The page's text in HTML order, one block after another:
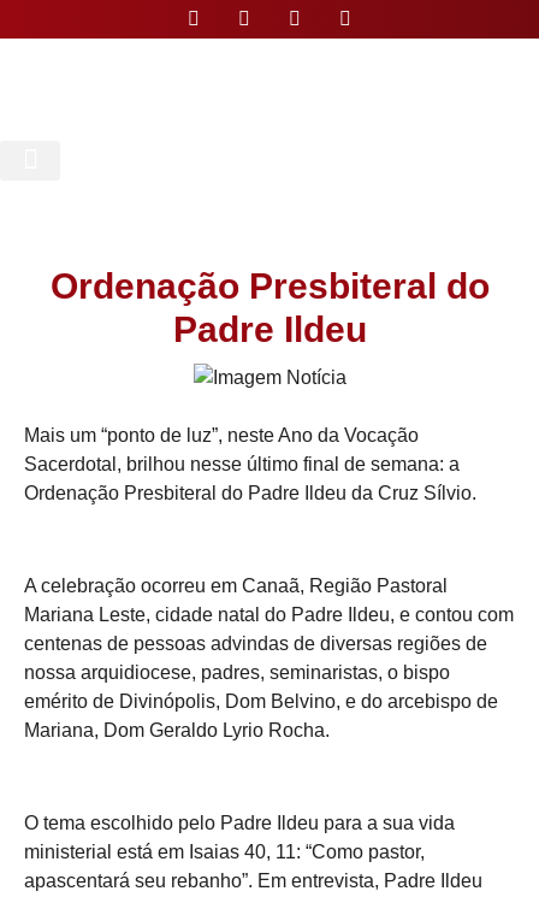
Ordenação Presbiteral do
Padre Ildeu
Mais um “ponto de luz”, neste Ano da Vocação
Sacerdotal, brilhou nesse último final de semana: a
Ordenação Presbiteral do Padre Ildeu da Cruz Sílvio.
A celebração ocorreu em Canaã, Região Pastoral
Mariana Leste, cidade natal do Padre Ildeu, e contou com
centenas de pessoas advindas de diversas regiões de
nossa arquidiocese, padres, seminaristas, o bispo
emérito de Divinópolis, Dom Belvino, e do arcebispo de
Mariana, Dom Geraldo Lyrio Rocha.
O tema escolhido pelo Padre Ildeu para a sua vida
ministerial está em Isaias 40, 11: “Como pastor,
apascentará seu rebanho”. Em entrevista, Padre Ildeu